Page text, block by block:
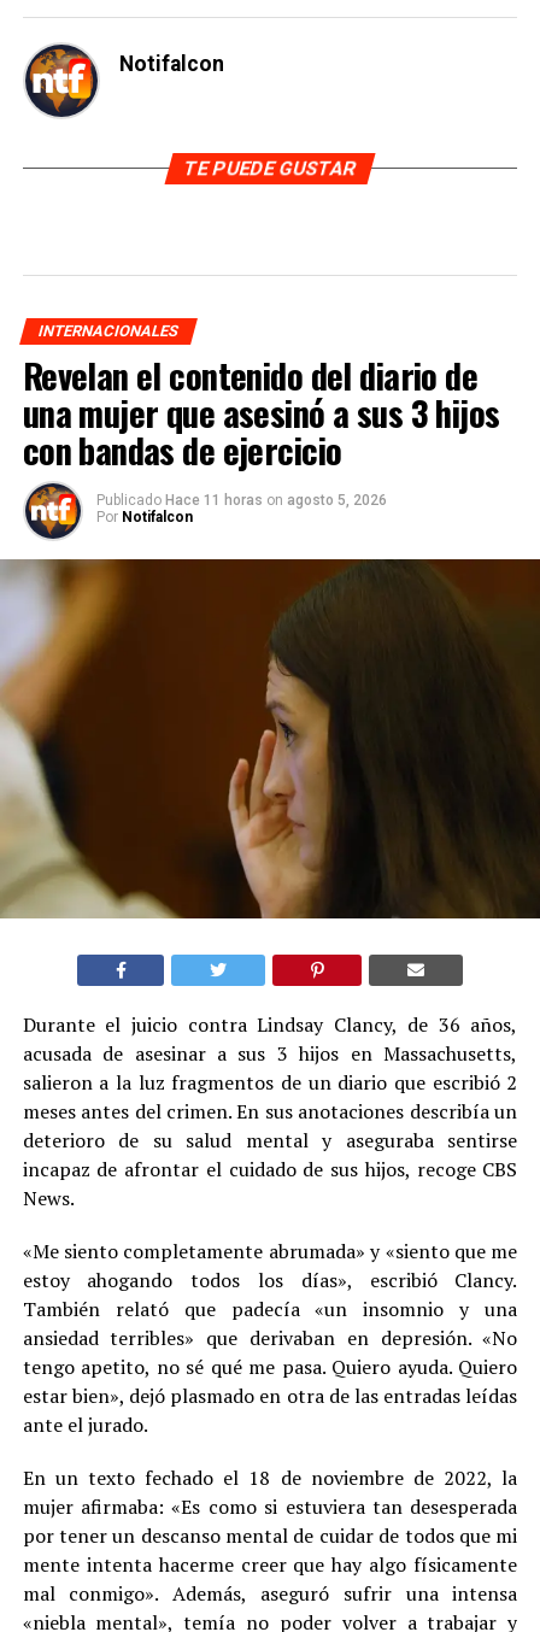
Notifalcon
TE PUEDE GUSTAR
INTERNACIONALES
Revelan el contenido del diario de
una mujer que asesinó a sus 3 hijos
con bandas de ejercicio
Publicado Hace 11 horas on agosto 5, 2026
Por Notifalcon
Durante el juicio contra Lindsay Clancy, de 36 años,
acusada de asesinar a sus 3 hijos en Massachusetts,
salieron a la luz fragmentos de un diario que escribió 2
meses antes del crimen. En sus anotaciones describía un
deterioro de su salud mental y aseguraba sentirse
incapaz de afrontar el cuidado de sus hijos, recoge CBS
News.
«Me siento completamente abrumada» y «siento que me
estoy ahogando todos los días», escribió Clancy.
También relató que padecía «un insomnio y una
ansiedad terribles» que derivaban en depresión. «No
tengo apetito, no sé qué me pasa. Quiero ayuda. Quiero
estar bien», dejó plasmado en otra de las entradas leídas
ante el jurado.
En un texto fechado el 18 de noviembre de 2022, la
mujer afirmaba: «Es como si estuviera tan desesperada
por tener un descanso mental de cuidar de todos que mi
mente intenta hacerme creer que hay algo físicamente
mal conmigo». Además, aseguró sufrir una intensa
«niebla mental», temía no poder volver a trabajar y